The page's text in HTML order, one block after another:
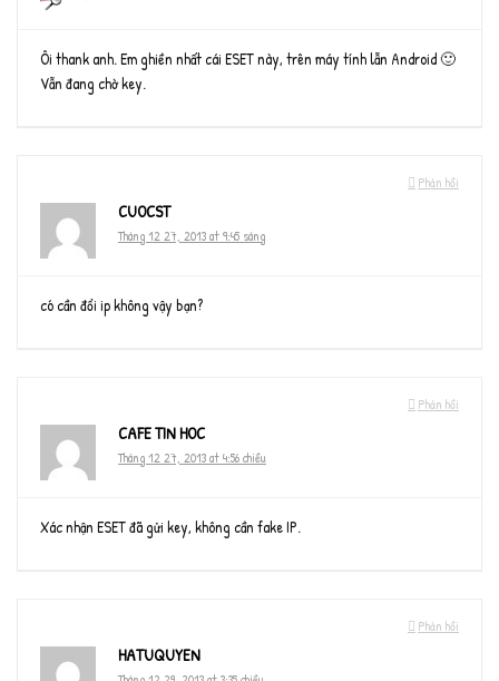
Ôi thank anh. Em ghiền nhất cái ESET này, trên máy tính lẫn Android 🙂
Vẫn đang chờ key.
Phản hồi
CUOCST
Tháng 12 27, 2013 at 9:45 sáng
có cần đổi ip không vậy bạn?
Phản hồi
CAFE TIN HOC
Tháng 12 27, 2013 at 4:56 chiều
Xác nhận ESET đã gửi key, không cần fake IP.
Phản hồi
HATUQUYEN